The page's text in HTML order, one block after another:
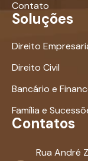
Contato
Soluções
Direito
Direito Civil
Bancário e
Família e
Contatos
Rua André